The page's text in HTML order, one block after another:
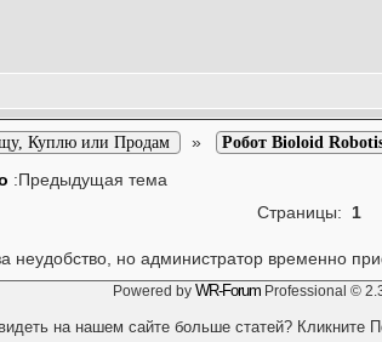
Куплю или Продам » Робот Bioloid
:Предыдущая тема
Страницы: 1
неудобство, но администратор временно
Powered by WR-Forum Professional ©
на нашем сайте больше статей? Кликните